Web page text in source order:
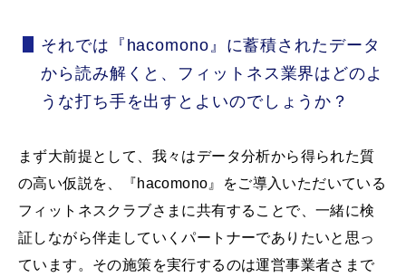
それでは『hacomono』に蓄積されたデータ
から読み解くと、フィットネス業界はどのよ
うな打ち手を出すとよいのでしょうか？
まず大前提として、我々はデータ分析から得られた質
の高い仮説を、『hacomono』をご導入いただいている
フィットネスクラブさまに共有することで、一緒に検
証しながら伴走していくパートナーでありたいと思っ
ています。その施策を実行するのは運営事業者さまで